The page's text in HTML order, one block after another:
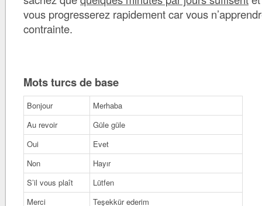
vous progresserez rapidement car vous
contrainte.
Mots turcs de base
Bonjour
Merhaba
Au revoir
Güle güle
Oui
Evet
Non
Hayır
S’il vous plaît
Lütfen
Merci
Teşekkür ederim